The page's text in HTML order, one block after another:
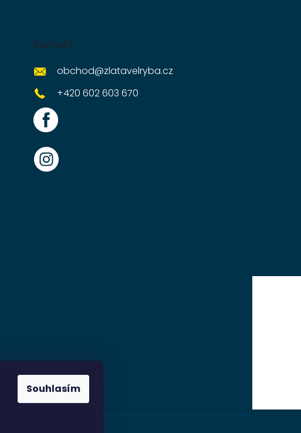
Souhlasím
Kontakt
obchod@zlatavelryba.cz
+420 602 603 670